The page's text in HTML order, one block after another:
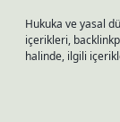
Hukuka ve yasal
içerikleri,
halinde, ilgili